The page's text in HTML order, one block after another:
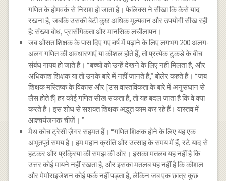
गणित के होमवर्क से निराश हो जाता है। फेलिक्स ने सीखा कि कैसे याद
रखना है, जबकि उसकी बेटी कुछ अधिक मूल्यवान और उपयोगी सीख रही
है: संख्या बोध, प्रासंगिकता और मानसिक लचीलापन।
जब औसत शिक्षक के पास दिए गए वर्ष में पढ़ाने के लिए लगभग 200 अलग-
अलग गणित की अवधारणाएं या कौशल होते हैं, तो प्रत्येक टुकड़े के बीच
संबंध गायब हो जाते हैं। “बच्चों को उन्हें देखने के लिए नहीं मिलता है, और
अधिकांश शिक्षक या तो उनके बारे में नहीं जानते हैं,” बोलेर कहते हैं। “जब
शिक्षक मस्तिष्क के विकास और [उस वास्तविकता के बारे में अनुसंधान से
लैस होते हैं] हर कोई गणित सीख सकता है, तो यह बदल जाता है कि वे क्या
करते हैं। इस शोध से सशक्त शिक्षक अद्भुत काम कर रहे हैं। वास्तव में
आश्चर्यजनक चीजें। ”
मैथ कोच ट्रेसी ज़ैगर सहमत हैं। “गणित शिक्षक होने के लिए यह एक
अभूतपूर्व समय है। हम महान क्रांति और उत्साह के समय में हैं, रटे याद से
हटकर और प्रक्रिया की समझ की ओर। इसका मतलब यह नहीं है कि
उत्तर कोई मायने नहीं रखता है, और इसका मतलब यह नहीं है कि कौशल
और मेमोराइजेशन कोई फर्क नहीं पड़ता है, लेकिन जब एक छात्र कुछ